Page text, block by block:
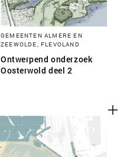
GEMEENTEN ALMERE EN
ZEEWOLDE, FLEVOLAND
Ontwerpend onderzoek
Oosterwold deel 2